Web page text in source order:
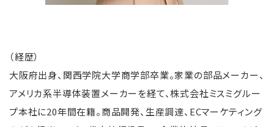
（経歴）
大阪府出身、関西学院大学商学部卒業。家業の部品メーカー、
アメリカ系半導体装置メーカーを経て、株式会社ミスミグルー
プ本社に20年間在籍。商品開発、生産調達、ECマーケティング